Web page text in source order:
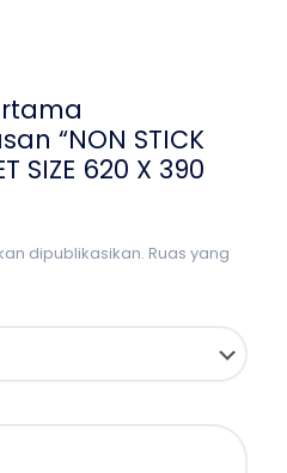
“NON STICK
SIZE 620 X 390
dipublikasikan. Ruas yang